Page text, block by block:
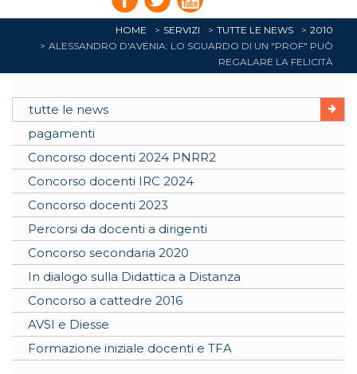
HOME SERVIZI TUTTE LE NEWS
2010
ALESSANDRO D'AVENIA: LO SGUARDO DI UN "PROF" PUÒ
REGALARE LA FELICITÀ
tutte le news
pagamenti
Concorso docenti 2024 PNRR2
Concorso docenti IRC 2024
Concorso docenti 2023
Percorsi da docenti a dirigenti
Concorso secondaria 2020
In dialogo sulla Didattica a Distanza
Concorso a cattedre 2016
AVSI e Diesse
Formazione iniziale docenti e TFA